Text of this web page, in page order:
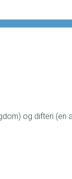
og difteri (en